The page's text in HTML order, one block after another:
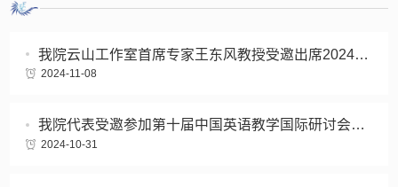
我院云山工作室首席专家王东风教授受邀出席2024全国社会翻译学研讨会暨中国英汉与比较研究会社会翻译学专业委员会年会并作主旨发言
2024-11-08
我院代表受邀参加第十届中国英语教学国际研讨会并发言
2024-10-31